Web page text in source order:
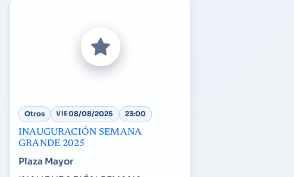
Otros VIE08/08/2025 23:00
INAUGURACIÓN SEMANA
GRANDE 2025
Plaza Mayor